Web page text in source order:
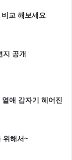
교 해보세요
지 공개
애 갑자기 헤어진
위해서~